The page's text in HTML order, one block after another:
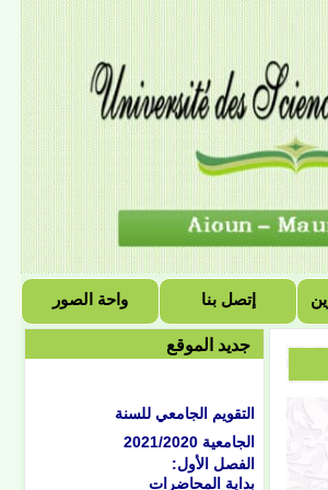
واحة الصور إتصل بنا
جديد الموقع
التقويم الجامعي للسنة
الجامعية 2021/2020
الفصل الأول:
بداية المحاضرات